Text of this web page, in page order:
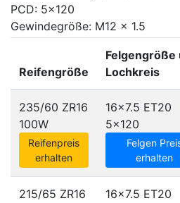
PCD: 5x120
Gewindegröße: M12 x 1.5
Reifengröße
Felgengröße
Lochkreis
235/60 ZR16
100W
Reifenpreis
erhalten
16x7.5 ET20
5x120
Felgen
erhalten
215/65 ZR16
16x7.5 ET20